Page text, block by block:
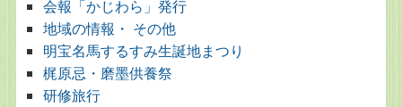
会報「かじわら」発行
地域の情報・ その他
明宝名馬するすみ生誕地まつり
梶原忌・磨墨供養祭
研修旅行